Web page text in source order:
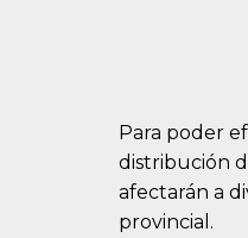
Para poder
distribución
afectarán a
provincial.